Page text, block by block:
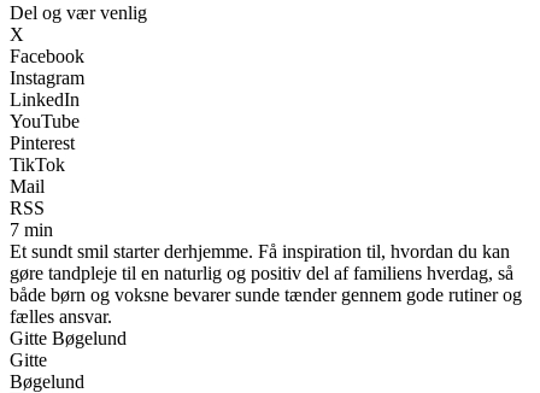
Del og vær venlig
X
Facebook
Instagram
LinkedIn
YouTube
Pinterest
TikTok
Mail
RSS
7 min
Et sundt smil starter derhjemme. Få inspiration til, hvordan du kan
gøre tandpleje til en naturlig og positiv del af familiens hverdag, så
både børn og voksne bevarer sunde tænder gennem gode rutiner og
fælles ansvar.
Gitte Bøgelund
Gitte
Bøgelund